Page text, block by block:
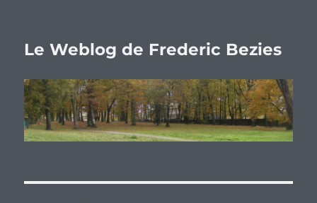
Le Weblog de Frederic Bezies